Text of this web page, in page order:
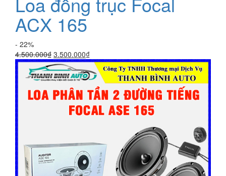
ACX 165
- 22%
4.500.000₫ Giá
gốc
là:
4.500.000₫.
3.500.000₫Giá
hiện
tại
là:
3.500.000₫.